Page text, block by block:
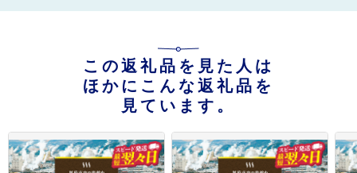
この返礼品を見た人は
ほかにこんな返礼品を
見ています。